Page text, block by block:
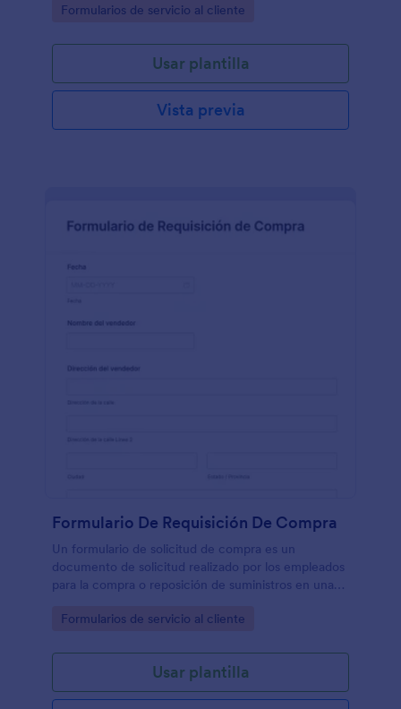
Go to Category:
Formularios de servicio al cliente
Usar plantilla
Vista previa
Formulario De Requisición De Compra
Un formulario de solicitud de compra es un
documento de solicitud realizado por los empleados
para la compra o reposición de suministros en una
Go to Category:
Formularios de servicio al cliente
Usar plantilla